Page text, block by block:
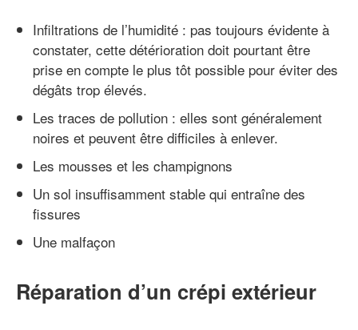
Infiltrations de l’humidité : pas toujours évidente à
constater, cette détérioration doit pourtant être
prise en compte le plus tôt possible pour éviter des
dégâts trop élevés.
Les traces de pollution : elles sont généralement
noires et peuvent être difficiles à enlever.
Les mousses et les champignons
Un sol insuffisamment stable qui entraîne des
fissures
Une malfaçon
Réparation d’un crépi extérieur